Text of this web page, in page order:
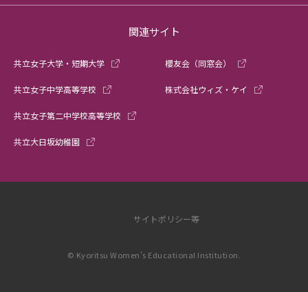
関連サイト
共立女子大学・短期大学
共立女子中学高等学校
共立女子第二中学校高等学校
共立大日坂幼稚園
櫻友会（同窓会）
株式会社ウィズ・ケイ
© Kyoritsu Women’s Educational Institution.
サイトポリシー等